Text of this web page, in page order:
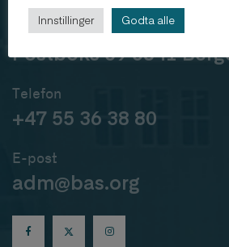
Send post
Postboks 39 5841
Telefon
+47 55 36 38 80
E-post
adm@bas.org
Innstillinger Godta alle